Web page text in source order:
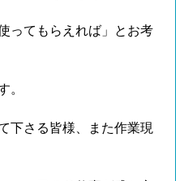
ってもらえれば」とお考
。
下さる皆様、また作業現